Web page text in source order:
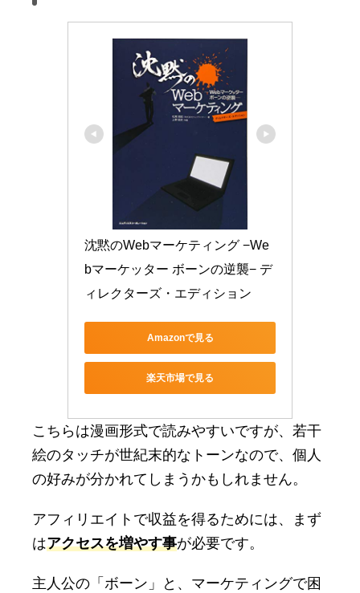
沈黙のWebマーケティング −We
bマーケッター ボーンの逆襲− デ
ィレクターズ・エディション
Amazonで見る
楽天市場で見る
こちらは漫画形式で読みやすいですが、若干
絵のタッチが世紀末的なトーンなので、個人
の好みが分かれてしまうかもしれません。
アフィリエイトで収益を得るためには、まず
はアクセスを増やす事が必要です。
主人公の「ボーン」と、マーケティングで困